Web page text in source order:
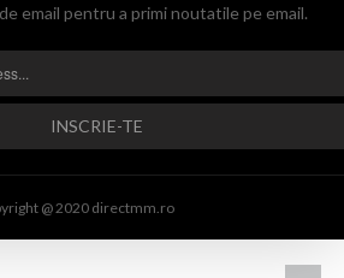
email pentru a primi noutatile pe email.
@ 2020 directmm.ro